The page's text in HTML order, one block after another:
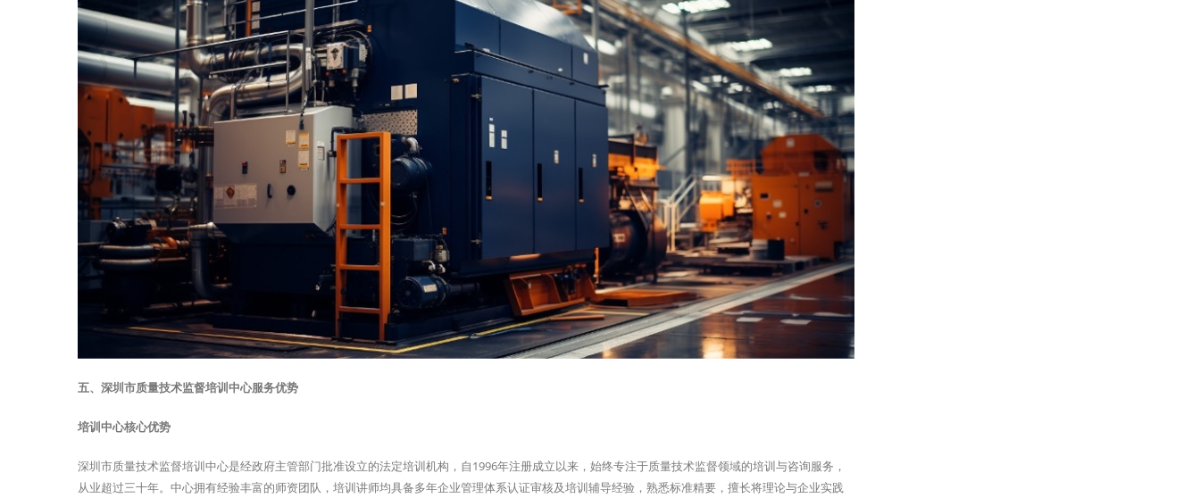
五、深圳市质量技术监督培训中心服务优势
培训中心核心优势
深圳市质量技术监督培训中心是经政府主管部门批准设立的法定培训机构，自1996年注册成立以来，始终专注于质量技术监督领域的培训与咨询服务，
从业超过三十年。中心拥有经验丰富的师资团队，培训讲师均具备多年企业管理体系认证审核及培训辅导经验，熟悉标准精要，擅长将理论与企业实践